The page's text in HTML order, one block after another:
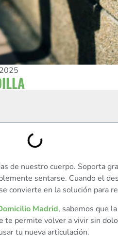
de nuestro cuerpo. Soporta
sentarse. Cuando el
se convierte en la solución para
Madrid, sabemos que
permite volver a vivir sin
tu nueva articulación.